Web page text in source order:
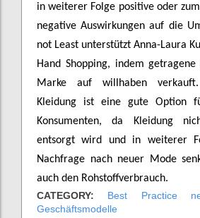
in weiterer Folge positive oder
negative Auswirkungen auf die
not Least unterstützt Anna-Laura
Hand Shopping, indem
Marke auf willhaben verkauft.
Kleidung ist eine gute Option
Konsumenten, da Kleidung
entsorgt wird und in weiterer
Nachfrage nach neuer Mode
auch den Rohstoffverbrauch.
CATEGORY: Best Practice
Geschäftsmodelle